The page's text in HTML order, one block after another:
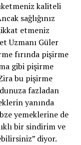
kaliteli
sağlığınız
etmeniz
Uzmanı Güler
fırında pişirme
gibi pişirme
bu pişirme
fazladan
yanında
yemeklerine de
bir sindirim ve
diyor.